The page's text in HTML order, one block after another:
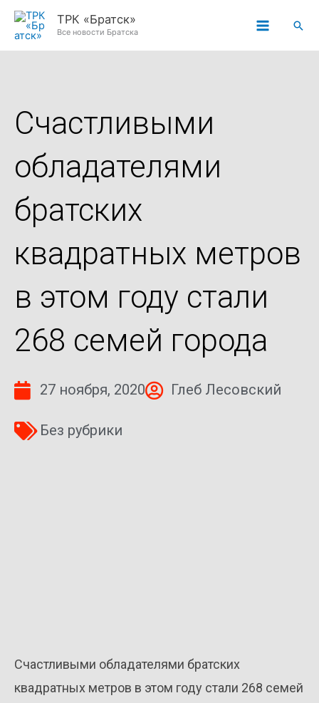
Перейти
ТРК «Братск»
Все новости Братска
Счастливыми
обладателями
братских
квадратных метров
в этом году стали
268 семей города
27 ноября, 2020 Глеб Лесовский
Без рубрики
Счастливыми обладателями братских
квадратных метров в этом году стали 268 семей